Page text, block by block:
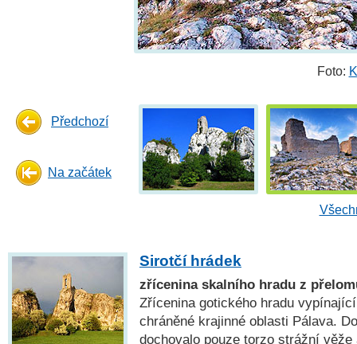
Foto:
Předchozí
Na začátek
Sirotčí hrádek
zřícenina skalního hradu z
Zřícenina gotického hradu
chráněné krajinné oblasti Pálava.
dochovalo pouze torzo strážní